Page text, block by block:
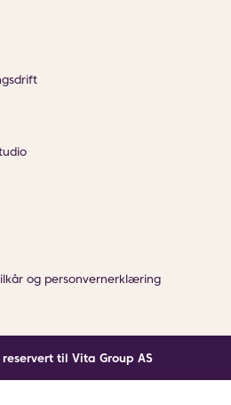
og personvernerklæring
til Vita Group AS